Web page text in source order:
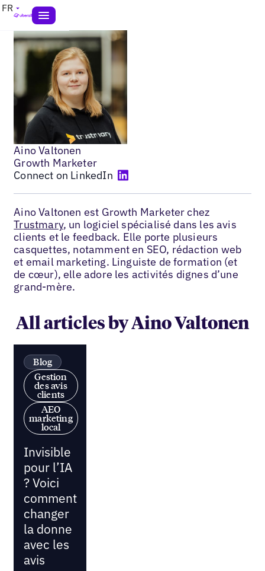
FR
Aino Valtonen
Growth Marketer
Connect on LinkedIn
Aino Valtonen est Growth Marketer chez
Trustmary, un logiciel spécialisé dans les avis
clients et le feedback. Elle porte plusieurs
casquettes, notamment en SEO, rédaction web
et email marketing. Linguiste de formation (et
de cœur), elle adore les activités dignes d’une
grand-mère.
All articles by Aino Valtonen
Blog
Gestion
des avis
clients
AEO
marketing
local
Invisible
pour l’IA
? Voici
comment
changer
la donne
avec les
avis